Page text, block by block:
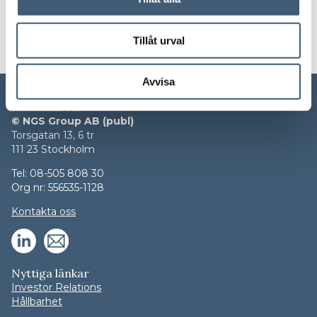
Tillåt urval
Avvisa
Läs pressmeddelandet »
Kontakta oss
© NGS Group AB (publ)
Torsgatan 13, 6 tr
111 23 Stockholm
Tel: 08-505 808 30
Org nr: 556535-1128
Kontakta oss
Nyttiga länkar
Investor Relations
Hållbarhet